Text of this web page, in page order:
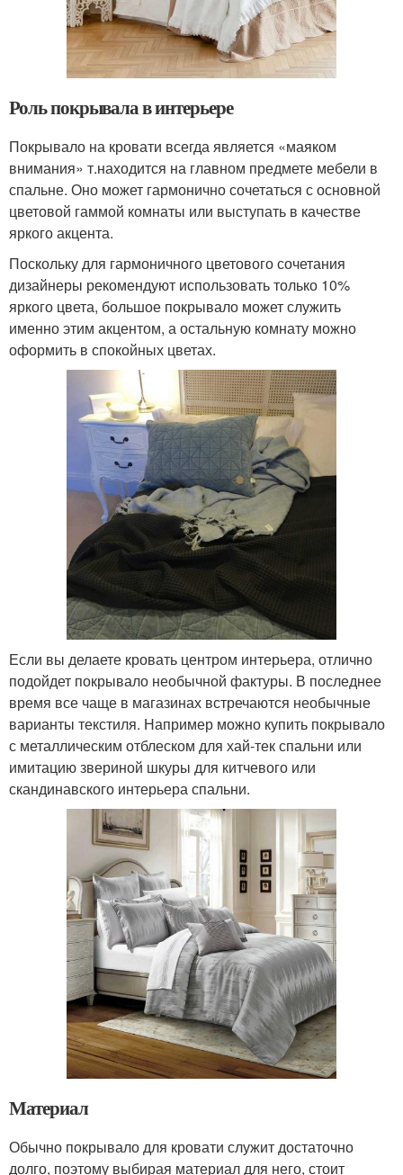
Роль покрывала в интерьере
Покрывало на кровати всегда является «маяком
внимания» т.находится на главном предмете мебели в
спальне. Оно может гармонично сочетаться с основной
цветовой гаммой комнаты или выступать в качестве
яркого акцента.
Поскольку для гармоничного цветового сочетания
дизайнеры рекомендуют использовать только 10%
яркого цвета, большое покрывало может служить
именно этим акцентом, а остальную комнату можно
оформить в спокойных цветах.
Если вы делаете кровать центром интерьера, отлично
подойдет покрывало необычной фактуры. В последнее
время все чаще в магазинах встречаются необычные
варианты текстиля. Например можно купить покрывало
с металлическим отблеском для хай-тек спальни или
имитацию звериной шкуры для китчевого или
скандинавского интерьера спальни.
Материал
Обычно покрывало для кровати служит достаточно
долго, поэтому выбирая материал для него, стоит